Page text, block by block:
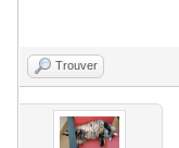
Trouver